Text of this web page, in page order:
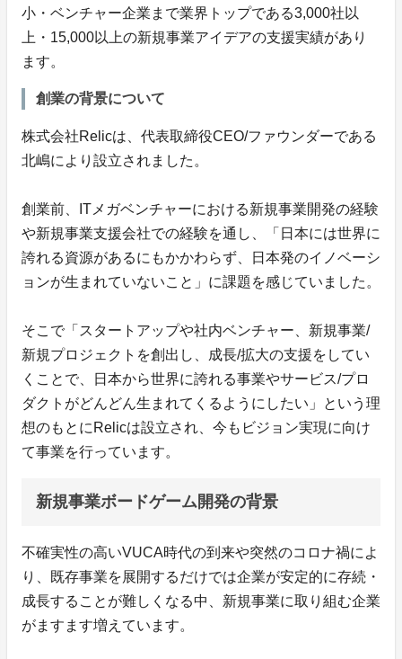
小・ベンチャー企業まで業界トップである3,000社以
上・15,000以上の新規事業アイデアの支援実績があり
ます。
創業の背景について
株式会社Relicは、代表取締役CEO/ファウンダーである
北嶋により設立されました。
創業前、ITメガベンチャーにおける新規事業開発の経験
や新規事業支援会社での経験を通し、「日本には世界に
誇れる資源があるにもかかわらず、日本発のイノベーシ
ョンが生まれていないこと」に課題を感じていました。
そこで「スタートアップや社内ベンチャー、新規事業/
新規プロジェクトを創出し、成長/拡大の支援をしてい
くことで、日本から世界に誇れる事業やサービス/プロ
ダクトがどんどん生まれてくるようにしたい」という理
想のもとにRelicは設立され、今もビジョン実現に向け
て事業を行っています。
新規事業ボードゲーム開発の背景
不確実性の高いVUCA時代の到来や突然のコロナ禍によ
り、既存事業を展開するだけでは企業が安定的に存続・
成長することが難しくなる中、新規事業に取り組む企業
がますます増えています。